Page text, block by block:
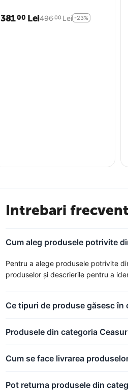
38100 Lei49600 Lei -23%
Intrebari
Cum aleg produsele potrivite
Pentru a alege produsele potrivite
produselor și descrierile pentru a
Ce tipuri de produse găsesc în
Produsele din categoria
Cum se face livrarea
Pot returna produsele din